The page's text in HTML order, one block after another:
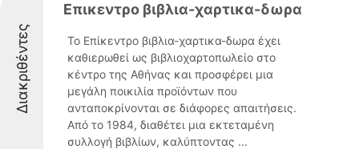
Διακριθέντες
Επικεντρο βιβλια-χαρτικα-δωρα
Το Επίκεντρο βιβλια-χαρτικα-δωρα έχει
καθιερωθεί ως βιβλιοχαρτοπωλείο στο
κέντρο της Αθήνας και προσφέρει μια
μεγάλη ποικιλία προϊόντων που
ανταποκρίνονται σε διάφορες απαιτήσεις.
Από το 1984, διαθέτει μια εκτεταμένη
συλλογή βιβλίων, καλύπτοντας ...